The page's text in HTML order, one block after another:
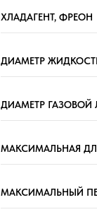
ХЛАДАГЕНТ, ФРЕОН
ДИАМЕТР
ДИАМЕТР
МАКСИМАЛЬНАЯ
МАКСИМАЛЬНЫЙ